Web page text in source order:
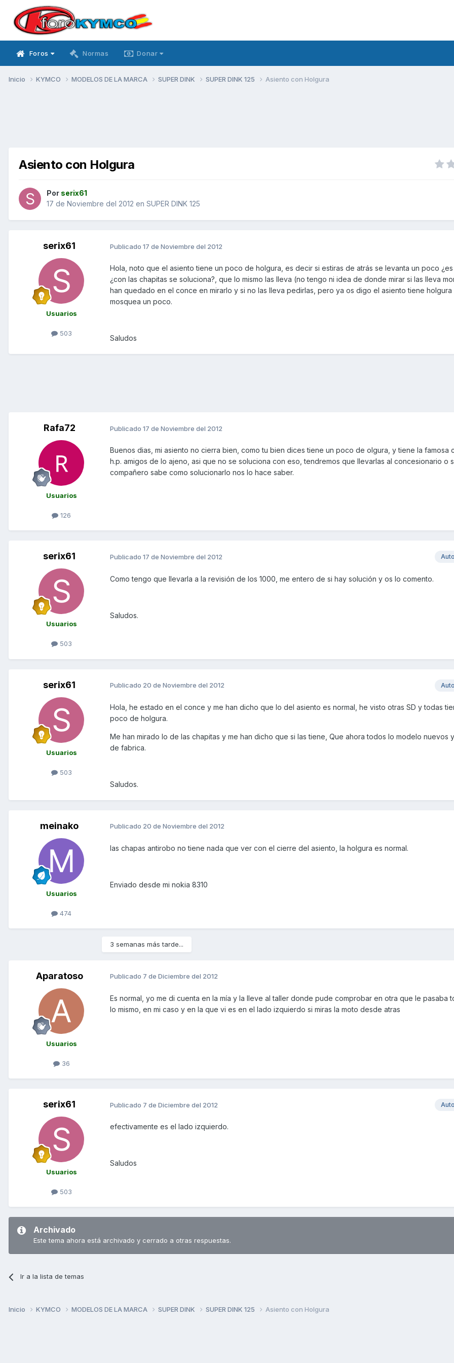
Foros Normas Donar
Inicio KYMCO MODELOS DE LA MARCA SUPER DINK SUPER DINK 125 Asiento con Holgura
Asiento con Holgura
Por serix61
17 de Noviembre del 2012 en SUPER DINK 125
serix61
Usuarios
503
Publicado 17 de Noviembre del 2012
Hola, noto que el asiento tiene un poco de holgura, es decir si estiras de atrás se levanta un poco ¿es
¿con las chapitas se soluciona?, que lo mismo las lleva (no tengo ni idea de donde mirar si las lleva
han quedado en el conce en mirarlo y si no las lleva pedirlas, pero ya os digo el asiento tiene holgura
mosquea un poco.
Saludos
Rafa72
Usuarios
126
Publicado 17 de Noviembre del 2012
Buenos dias, mi asiento no cierra bien, como tu bien dices tiene un poco de olgura, y tiene la famosa
h.p. amigos de lo ajeno, asi que no se soluciona con eso, tendremos que llevarlas al concesionario o
compañero sabe como solucionarlo nos lo hace saber.
serix61
Usuarios
503
Publicado 17 de Noviembre del 2012
Como tengo que llevarla a la revisión de los 1000, me entero de si hay solución y os lo comento.
Saludos.
serix61
Usuarios
503
Publicado 20 de Noviembre del 2012
Hola, he estado en el conce y me han dicho que lo del asiento es normal, he visto otras SD y todas
poco de holgura.
Me han mirado lo de las chapitas y me han dicho que si las tiene, Que ahora todos lo modelo nuevos
de fabrica.
Saludos.
meinako
Usuarios
474
Publicado 20 de Noviembre del 2012
las chapas antirobo no tiene nada que ver con el cierre del asiento, la holgura es normal.
Enviado desde mi nokia 8310
3 semanas más tarde...
Aparatoso
Usuarios
36
Publicado 7 de Diciembre del 2012
Es normal, yo me di cuenta en la mía y la lleve al taller donde pude comprobar en otra que le pasaba
lo mismo, en mi caso y en la que vi es en el lado izquierdo si miras la moto desde atras
serix61
Usuarios
503
Publicado 7 de Diciembre del 2012
efectivamente es el lado izquierdo.
Saludos
Archivado
Este tema ahora está archivado y cerrado a otras respuestas.
Ir a la lista de temas
Inicio KYMCO MODELOS DE LA MARCA SUPER DINK SUPER DINK 125 Asiento con Holgura